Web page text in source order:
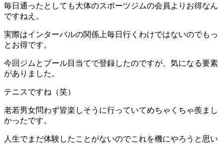
毎日通ったとしても大体のスポーツジムの会員よりお得なん
ですねえ。
実際はインターバルの関係上毎日行くわけではないのでもっ
とお得です。
今回ジムとプール目当てで登録したのですが、気になる要素
がありました。
テニスですね（笑）
老若男女問わず皆楽しそうに行っていてめちゃくちゃ羨まし
かったです。
人生でまだ体験したことがないのでこれを機にやろうと思い